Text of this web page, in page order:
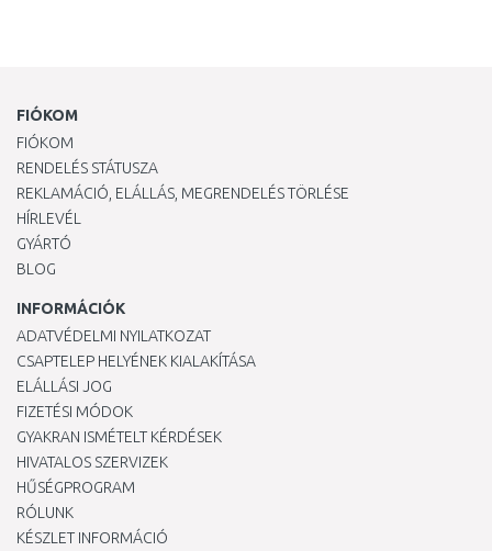
FIÓKOM
FIÓKOM
RENDELÉS STÁTUSZA
REKLAMÁCIÓ, ELÁLLÁS, MEGRENDELÉS TÖRLÉSE
HÍRLEVÉL
GYÁRTÓ
BLOG
INFORMÁCIÓK
ADATVÉDELMI NYILATKOZAT
CSAPTELEP HELYÉNEK KIALAKÍTÁSA
ELÁLLÁSI JOG
FIZETÉSI MÓDOK
GYAKRAN ISMÉTELT KÉRDÉSEK
HIVATALOS SZERVIZEK
HŰSÉGPROGRAM
RÓLUNK
KÉSZLET INFORMÁCIÓ